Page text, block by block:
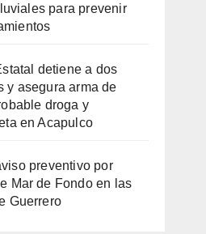
para prevenir
detiene a dos
y asegura arma de
droga y
en Acapulco
preventivo por
Mar de Fondo en las
Guerrero